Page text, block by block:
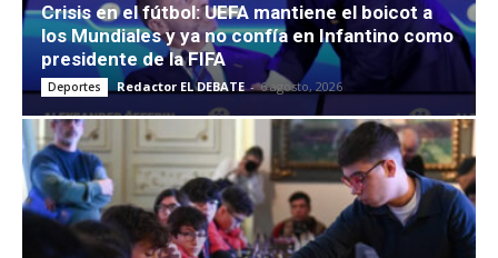
Crisis en el fútbol: UEFA mantiene el boicot a
los Mundiales y ya no confía en Infantino como
presidente de la FIFA
Deportes Redactor EL DEBATE - 6 agosto, 2026